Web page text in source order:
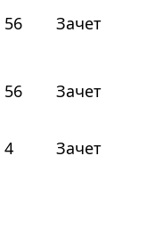
56 Зачет
56 Зачет
4
Зачет